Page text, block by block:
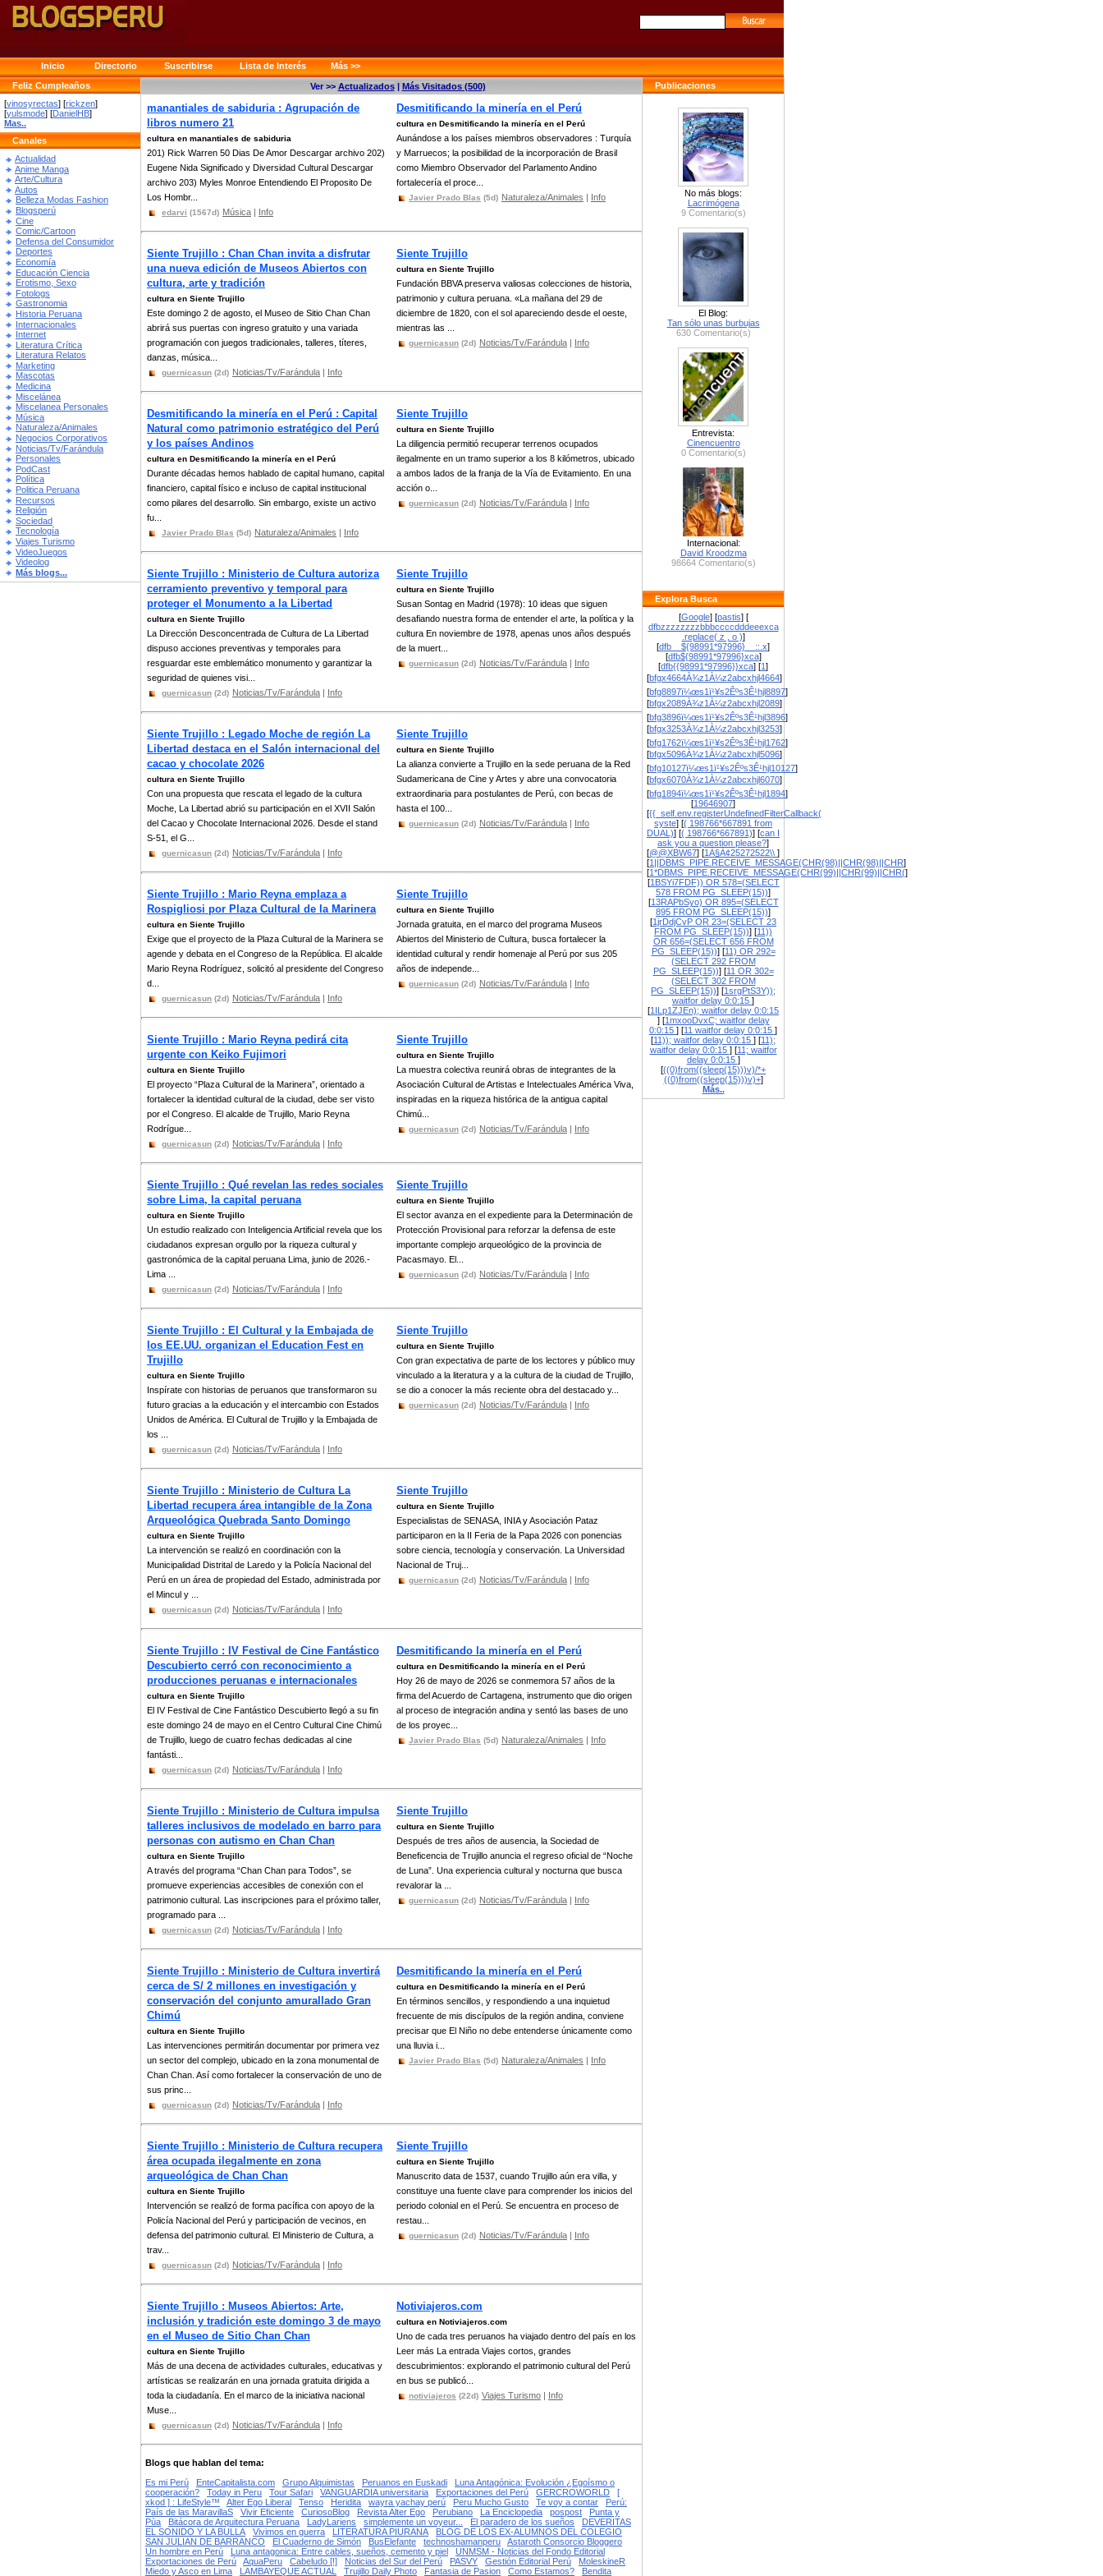
Inicio Directorio Suscribirse Lista de Interés
Más >>
Feliz Cumpleaños
[vinosyrectas] [rickzen]
[yulsmode] [DanielHB]
Mas..
Canales
Actualidad
Anime Manga
Arte/Cultura
Autos
Belleza Modas Fashion
Blogsperú
Cine
Comic/Cartoon
Defensa del Consumidor
Deportes
Economía
Educación Ciencia
Erotismo, Sexo
Fotologs
Gastronomia
Historia Peruana
Internacionales
Internet
Literatura Crítica
Literatura Relatos
Marketing
Mascotas
Medicina
Miscelánea
Miscelanea Personales
Música
Naturaleza/Animales
Negocios Corporativos
Noticias/Tv/Farándula
Personales
PodCast
Política
Politica Peruana
Recursos
Religión
Sociedad
Tecnología
Viajes Turismo
VideoJuegos
Videolog
Más blogs...
Publicaciones
No más blogs:
Lacrimógena
9 Comentario(s)
El Blog:
Tan sólo unas burbujas
630 Comentario(s)
Entrevista:
Cinencuentro
0 Comentario(s)
Internacional:
David Kroodzma
98664 Comentario(s)
Explora Busca
[Google] [pastis] [
dfbzzzzzzzzbbbccccdddeeexca
.replace( z , o )]
[dfb__${98991*97996}__::.x]
[dfb${98991*97996}xca]
[dfb{{98991*97996}}xca] [1]
[bfgx4664À¾z1À¼z2abcxhjl4664]
[bfg8897ï¼œs1ï¹¥s2Êºs3Ê¹hjl8897]
[bfgx2089À¾z1À¼z2abcxhjl2089]
[bfg3896ï¼œs1ï¹¥s2Êºs3Ê¹hjl3896]
[bfgx3253À¾z1À¼z2abcxhjl3253]
[bfg1762ï¼œs1ï¹¥s2Êºs3Ê¹hjl1762]
[bfgx5096À¾z1À¼z2abcxhjl5096]
[bfg10127ï¼œs1ï¹¥s2Êºs3Ê¹hjl10127]
[bfgx6070À¾z1À¼z2abcxhjl6070]
[bfg1894ï¼œs1ï¹¥s2Êºs3Ê¹hjl1894]
[19646907]
[{{_self.env.registerUndefinedFilterCallback(
syste] [( 198766*667891 from
DUAL)] [( 198766*667891)] [can I
ask you a question please?]
[@@XBW67] [1À§À¢25272522\\ ]
[1||DBMS_PIPE.RECEIVE_MESSAGE(CHR(98)||CHR(98)||CHR]
[1*DBMS_PIPE.RECEIVE_MESSAGE(CHR(99)||CHR(99)||CHR(]
[1BSYi7FDF)) OR 578=(SELECT
578 FROM PG_SLEEP(15))]
[13RAPbSyo) OR 895=(SELECT
895 FROM PG_SLEEP(15))]
[1jrDdjCvP OR 23=(SELECT 23
FROM PG_SLEEP(15))] [11))
OR 656=(SELECT 656 FROM
PG_SLEEP(15))] [11) OR 292=
(SELECT 292 FROM
PG_SLEEP(15))] [11 OR 302=
(SELECT 302 FROM
PG_SLEEP(15))] [1srgPtS3Y));
waitfor delay 0:0:15 ]
[1ILp1ZJEn); waitfor delay 0:0:15
] [1mxooDvxC; waitfor delay
0:0:15 ] [11 waitfor delay 0:0:15 ]
[11)); waitfor delay 0:0:15 ] [11);
waitfor delay 0:0:15 ] [11; waitfor
delay 0:0:15 ]
[((0)from((sleep(15)))v)/*+
((0)from((sleep(15)))v)+]
Más..
Ver >> Actualizados| Más Visitados (500)
manantiales de sabiduria : Agrupación de
libros numero 21
cultura en manantiales de sabiduria
201) Rick Warren 50 Dias De Amor Descargar archivo 202)
Eugene Nida Significado y Diversidad Cultural Descargar
archivo 203) Myles Monroe Entendiendo El Proposito De
Los Hombr...
edarvi (1567d) Música | Info
Desmitificando la minería en el Perú
cultura en Desmitificando la minería en el Perú
Aunándose a los países miembros observadores : Turquía
y Marruecos; la posibilidad de la incorporación de Brasil
como Miembro Observador del Parlamento Andino
fortalecería el proce...
Javier Prado Blas (5d) Naturaleza/Animales | Info
Siente Trujillo : Chan Chan invita a disfrutar
una nueva edición de Museos Abiertos con
cultura, arte y tradición
cultura en Siente Trujillo
Este domingo 2 de agosto, el Museo de Sitio Chan Chan
abrirá sus puertas con ingreso gratuito y una variada
programación con juegos tradicionales, talleres, títeres,
danzas, música...
guernicasun (2d) Noticias/Tv/Farándula | Info
Siente Trujillo
cultura en Siente Trujillo
Fundación BBVA preserva valiosas colecciones de historia,
patrimonio y cultura peruana. «La mañana del 29 de
diciembre de 1820, con el sol apareciendo desde el oeste,
mientras las ...
guernicasun (2d) Noticias/Tv/Farándula | Info
Desmitificando la minería en el Perú : Capital
Natural como patrimonio estratégico del Perú
y los países Andinos
cultura en Desmitificando la minería en el Perú
Durante décadas hemos hablado de capital humano, capital
financiero, capital físico e incluso de capital institucional
como pilares del desarrollo. Sin embargo, existe un activo
fu...
Javier Prado Blas (5d) Naturaleza/Animales | Info
Siente Trujillo
cultura en Siente Trujillo
La diligencia permitió recuperar terrenos ocupados
ilegalmente en un tramo superior a los 8 kilómetros, ubicado
a ambos lados de la franja de la Vía de Evitamiento. En una
acción o...
guernicasun (2d) Noticias/Tv/Farándula | Info
Siente Trujillo : Ministerio de Cultura autoriza
cerramiento preventivo y temporal para
proteger el Monumento a la Libertad
cultura en Siente Trujillo
La Dirección Desconcentrada de Cultura de La Libertad
dispuso acciones preventivas y temporales para
resguardar este emblemático monumento y garantizar la
seguridad de quienes visi...
guernicasun (2d) Noticias/Tv/Farándula | Info
Siente Trujillo
cultura en Siente Trujillo
Susan Sontag en Madrid (1978): 10 ideas que siguen
desafiando nuestra forma de entender el arte, la política y la
cultura En noviembre de 1978, apenas unos años después
de la muert...
guernicasun (2d) Noticias/Tv/Farándula | Info
Siente Trujillo : Legado Moche de región La
Libertad destaca en el Salón internacional del
cacao y chocolate 2026
cultura en Siente Trujillo
Con una propuesta que rescata el legado de la cultura
Moche, La Libertad abrió su participación en el XVII Salón
del Cacao y Chocolate Internacional 2026. Desde el stand
S-51, el G...
guernicasun (2d) Noticias/Tv/Farándula | Info
Siente Trujillo
cultura en Siente Trujillo
La alianza convierte a Trujillo en la sede peruana de la Red
Sudamericana de Cine y Artes y abre una convocatoria
extraordinaria para postulantes de Perú, con becas de
hasta el 100...
guernicasun (2d) Noticias/Tv/Farándula | Info
Siente Trujillo : Mario Reyna emplaza a
Rospigliosi por Plaza Cultural de la Marinera
cultura en Siente Trujillo
Exige que el proyecto de la Plaza Cultural de la Marinera se
agende y debata en el Congreso de la República. El alcalde
Mario Reyna Rodríguez, solicitó al presidente del Congreso
d...
guernicasun (2d) Noticias/Tv/Farándula | Info
Siente Trujillo
cultura en Siente Trujillo
Jornada gratuita, en el marco del programa Museos
Abiertos del Ministerio de Cultura, busca fortalecer la
identidad cultural y rendir homenaje al Perú por sus 205
años de independe...
guernicasun (2d) Noticias/Tv/Farándula | Info
Siente Trujillo : Mario Reyna pedirá cita
urgente con Keiko Fujimori
cultura en Siente Trujillo
El proyecto “Plaza Cultural de la Marinera”, orientado a
fortalecer la identidad cultural de la ciudad, debe ser visto
por el Congreso. El alcalde de Trujillo, Mario Reyna
Rodrígue...
guernicasun (2d) Noticias/Tv/Farándula | Info
Siente Trujillo
cultura en Siente Trujillo
La muestra colectiva reunirá obras de integrantes de la
Asociación Cultural de Artistas e Intelectuales América Viva,
inspiradas en la riqueza histórica de la antigua capital
Chimú...
guernicasun (2d) Noticias/Tv/Farándula | Info
Siente Trujillo : Qué revelan las redes sociales
sobre Lima, la capital peruana
cultura en Siente Trujillo
Un estudio realizado con Inteligencia Artificial revela que los
ciudadanos expresan orgullo por la riqueza cultural y
gastronómica de la capital peruana Lima, junio de 2026.-
Lima ...
guernicasun (2d) Noticias/Tv/Farándula | Info
Siente Trujillo
cultura en Siente Trujillo
El sector avanza en el expediente para la Determinación de
Protección Provisional para reforzar la defensa de este
importante complejo arqueológico de la provincia de
Pacasmayo. El...
guernicasun (2d) Noticias/Tv/Farándula | Info
Siente Trujillo : El Cultural y la Embajada de
los EE.UU. organizan el Education Fest en
Trujillo
cultura en Siente Trujillo
Inspírate con historias de peruanos que transformaron su
futuro gracias a la educación y el intercambio con Estados
Unidos de América. El Cultural de Trujillo y la Embajada de
los ...
guernicasun (2d) Noticias/Tv/Farándula | Info
Siente Trujillo
cultura en Siente Trujillo
Con gran expectativa de parte de los lectores y público muy
vinculado a la literatura y a la cultura de la ciudad de Trujillo,
se dio a conocer la más reciente obra del destacado y...
guernicasun (2d) Noticias/Tv/Farándula | Info
Siente Trujillo : Ministerio de Cultura La
Libertad recupera área intangible de la Zona
Arqueológica Quebrada Santo Domingo
cultura en Siente Trujillo
La intervención se realizó en coordinación con la
Municipalidad Distrital de Laredo y la Policía Nacional del
Perú en un área de propiedad del Estado, administrada por
el Mincul y ...
guernicasun (2d) Noticias/Tv/Farándula | Info
Siente Trujillo
cultura en Siente Trujillo
Especialistas de SENASA, INIA y Asociación Pataz
participaron en la II Feria de la Papa 2026 con ponencias
sobre ciencia, tecnología y conservación. La Universidad
Nacional de Truj...
guernicasun (2d) Noticias/Tv/Farándula | Info
Siente Trujillo : IV Festival de Cine Fantástico
Descubierto cerró con reconocimiento a
producciones peruanas e internacionales
cultura en Siente Trujillo
El IV Festival de Cine Fantástico Descubierto llegó a su fin
este domingo 24 de mayo en el Centro Cultural Cine Chimú
de Trujillo, luego de cuatro fechas dedicadas al cine
fantásti...
guernicasun (2d) Noticias/Tv/Farándula | Info
Desmitificando la minería en el Perú
cultura en Desmitificando la minería en el Perú
Hoy 26 de mayo de 2026 se conmemora 57 años de la
firma del Acuerdo de Cartagena, instrumento que dio origen
al proceso de integración andina y sentó las bases de uno
de los proyec...
Javier Prado Blas (5d) Naturaleza/Animales | Info
Siente Trujillo : Ministerio de Cultura impulsa
talleres inclusivos de modelado en barro para
personas con autismo en Chan Chan
cultura en Siente Trujillo
A través del programa “Chan Chan para Todos”, se
promueve experiencias accesibles de conexión con el
patrimonio cultural. Las inscripciones para el próximo taller,
programado para ...
guernicasun (2d) Noticias/Tv/Farándula | Info
Siente Trujillo
cultura en Siente Trujillo
Después de tres años de ausencia, la Sociedad de
Beneficencia de Trujillo anuncia el regreso oficial de “Noche
de Luna”. Una experiencia cultural y nocturna que busca
revalorar la ...
guernicasun (2d) Noticias/Tv/Farándula | Info
Siente Trujillo : Ministerio de Cultura invertirá
cerca de S/ 2 millones en investigación y
conservación del conjunto amurallado Gran
Chimú
cultura en Siente Trujillo
Las intervenciones permitirán documentar por primera vez
un sector del complejo, ubicado en la zona monumental de
Chan Chan. Así como fortalecer la conservación de uno de
sus princ...
guernicasun (2d) Noticias/Tv/Farándula | Info
Desmitificando la minería en el Perú
cultura en Desmitificando la minería en el Perú
En términos sencillos, y respondiendo a una inquietud
frecuente de mis discípulos de la región andina, conviene
precisar que El Niño no debe entenderse únicamente como
una lluvia i...
Javier Prado Blas (5d) Naturaleza/Animales | Info
Siente Trujillo : Ministerio de Cultura recupera
área ocupada ilegalmente en zona
arqueológica de Chan Chan
cultura en Siente Trujillo
Intervención se realizó de forma pacífica con apoyo de la
Policía Nacional del Perú y participación de vecinos, en
defensa del patrimonio cultural. El Ministerio de Cultura, a
trav...
guernicasun (2d) Noticias/Tv/Farándula | Info
Siente Trujillo
cultura en Siente Trujillo
Manuscrito data de 1537, cuando Trujillo aún era villa, y
constituye una fuente clave para comprender los inicios del
periodo colonial en el Perú. Se encuentra en proceso de
restau...
guernicasun (2d) Noticias/Tv/Farándula | Info
Siente Trujillo : Museos Abiertos: Arte,
inclusión y tradición este domingo 3 de mayo
en el Museo de Sitio Chan Chan
cultura en Siente Trujillo
Más de una decena de actividades culturales, educativas y
artísticas se realizarán en una jornada gratuita dirigida a
toda la ciudadanía. En el marco de la iniciativa nacional
Muse...
guernicasun (2d) Noticias/Tv/Farándula | Info
Notiviajeros.com
cultura en Notiviajeros.com
Uno de cada tres peruanos ha viajado dentro del país en los
Leer más La entrada Viajes cortos, grandes
descubrimientos: explorando el patrimonio cultural del Perú
en bus se publicó...
notiviajeros (22d) Viajes Turismo | Info
Blogs que hablan del tema:
Es mi Perú
EnteCapitalista.com Grupo Alquimistas Peruanos en Euskadi
Luna Antagónica: Evolución ¿Egoísmo o
cooperación?
Today in Peru Tour Safari VANGUARDIA universitaria Exportaciones del Perú GERCROWORLD
[
xkod ] : LifeStyle™
Alter Ego Liberal Tenso Heridita wayra yachay perú Peru Mucho Gusto Te voy a contar
Perú:
País de las MaravillaS
Vivir Eficiente CuriosoBlog Revista Alter Ego Perubiano La Enciclopedia pospost
Punta y
Pùa
Bitácora de Arquitectura Peruana LadyLariens simplemente un voyeur... El paradero de los sueños
DEVERITAS
EL SONIDO Y LA BULLA
Vivimos en guerra LITERATURA PIURANA
BLOG DE LOS EX-ALUMNOS DEL COLEGIO
SAN JULIAN DE BARRANCO
El Cuaderno de Simón BusElefante technoshamanperu
Astaroth Consorcio Bloggero
Un hombre en Perú
Luna antagonica: Entre cables, sueños, cemento y piel
UNMSM - Noticias del Fondo Editorial
Exportaciones de Perú
AquaPeru Cabeludo [!] Noticias del Sur del Perú PASVY Gestión Editorial Perú
MoleskineR
Miedo y Asco en Lima
LAMBAYEQUE ACTUAL Trujillo Daily Photo Fantasia de Pasion Como Estamos? Bendita